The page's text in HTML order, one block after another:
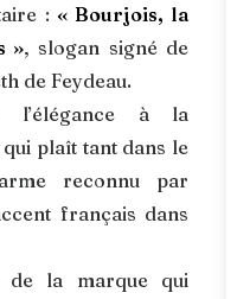
: « Bourjois, la
», slogan signé de
de Feydeau.
l’élégance à la
plaît tant dans le
reconnu par
français dans
de la marque qui